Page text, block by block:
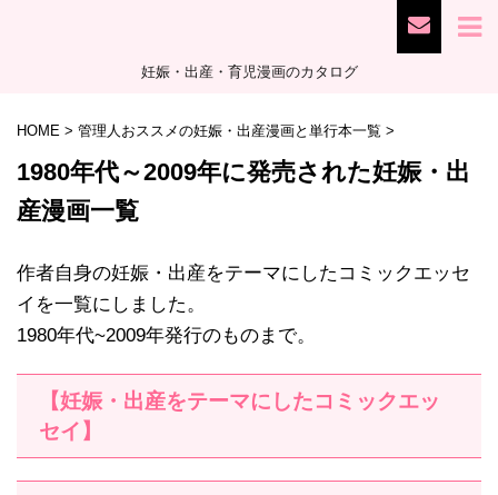
妊娠・出産・育児漫画のカタログ
HOME > 管理人おススメの妊娠・出産漫画と単行本一覧 >
1980年代～2009年に発売された妊娠・出
産漫画一覧
作者自身の妊娠・出産をテーマにしたコミックエッセ
イを一覧にしました。
1980年代~2009年発行のものまで。
【妊娠・出産をテーマにしたコミックエッ
セイ】